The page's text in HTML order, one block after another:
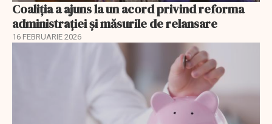
Coaliția a ajuns la un acord privind reforma
administrației și măsurile de relansare
16 FEBRUARIE 2026